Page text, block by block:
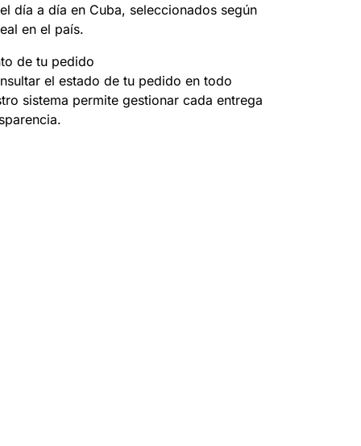
día a día en Cuba, seleccionados según
en el país.
de tu pedido
el estado de tu pedido en todo
sistema permite gestionar cada entrega